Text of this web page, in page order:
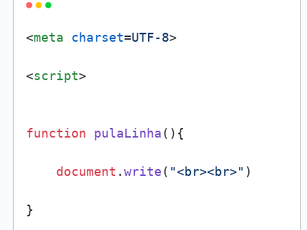
<meta charset=UTF-8>
<script>
function pulaLinha( ){
document .write( "<br><br>" )
}